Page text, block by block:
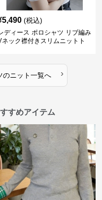
5,490 (税込)
ディース ポロシャツ リブ編み
ネック襟付きスリムニットト
のニット一覧へ ›
すめアイテム